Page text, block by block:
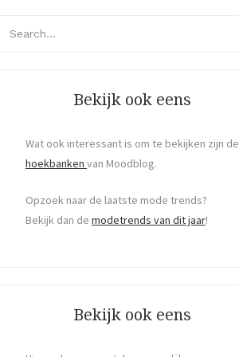
Bekijk ook eens
Wat ook interessant is om te bekijken zijn de
hoekbanken van Moodblog.
Opzoek naar de laatste mode trends?
Bekijk dan de modetrends van dit jaar!
Bekijk ook eens